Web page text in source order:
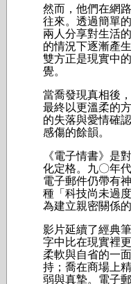
然而，他們在網
往來。透過簡單
兩人分享對生活
的情況下逐漸產
雙方正是現實中
覺。
當喬發現真相後
最終以更溫柔的
的失落與愛情確
感傷的餘韻。
《電子情書》是
化定格。九〇年
電子郵件仍帶有
種「科技尚未過
為建立親密關係
影片延續了經典
字中比在現實裡
柔軟與自省的一
持；喬在商場上
弱與真摯。電子